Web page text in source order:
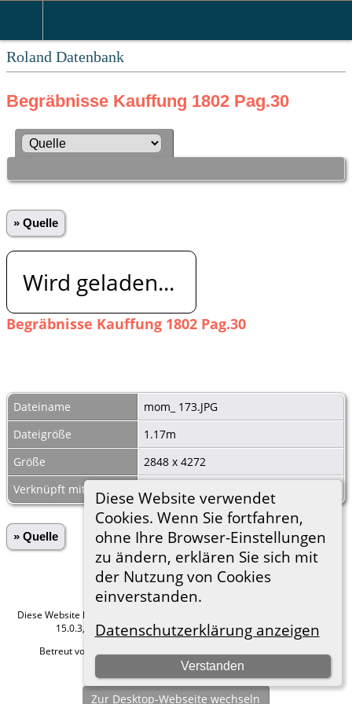
Roland Datenbank
Diese Website verwendet
Cookies. Wenn Sie fortfahren,
ohne Ihre Browser-Einstellungen
zu ändern, erklären Sie sich mit
der Nutzung von Cookies
einverstanden.
Datenschutzerklärung anzeigen
Verstanden
Begräbnisse Kauffung 1802 Pag.30
» Quelle
Wird geladen...
Begräbnisse Kauffung 1802 Pag.30
Dateiname
mom_ 173.JPG
Dateigröße
1.17m
Größe
2848 x 4272
Verknüpft mit
Begräbnisse Kauffung 1802 Pag.30
» Quelle
Diese Website läuft mit
15.0.3, programmiert von Darrin Lythgoe © 2001-2026.
Betreut von
Hier geht es zum Impressum
Zur Desktop-Webseite wechseln